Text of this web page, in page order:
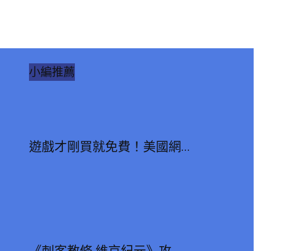
小編推薦
遊戲才剛買就免費！美國網...